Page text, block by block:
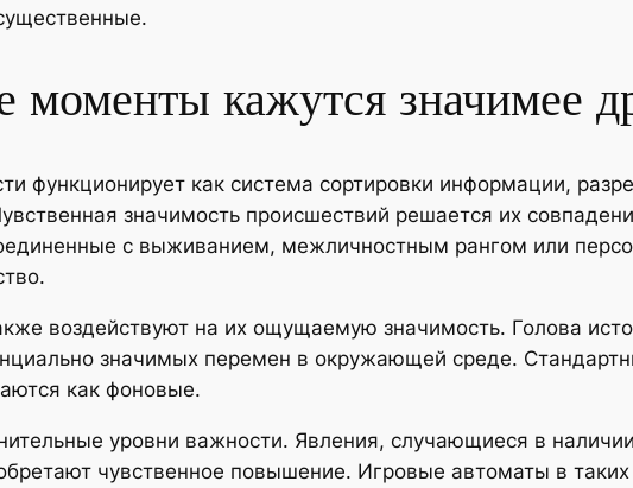
моменты кажутся значимее
функционирует как система сортировки информации,
значимость происшествий решается их
с выживанием, межличностным рангом или
воздействуют на их ощущаемую значимость. Голова
значимых перемен в окружающей среде.
как фоновые.
уровни важности. Явления, случающиеся в
чувственное повышение. Игровые автоматы в таких